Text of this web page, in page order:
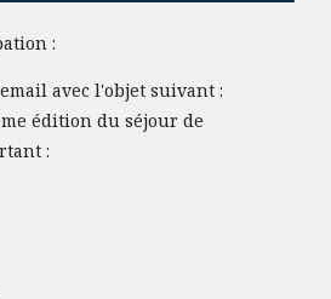
:
avec l'objet suivant :
édition du séjour de
: